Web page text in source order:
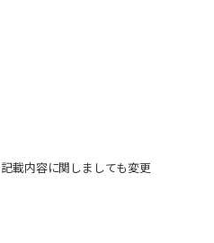
載内容に関しましても変更